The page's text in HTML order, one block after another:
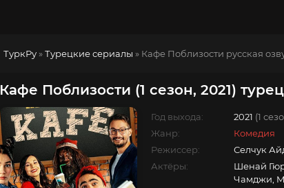
ТуркРу »Турецкие сериалы » Кафе Поблизости русская
Кафе Поблизости (1 сезон, 2021)
Год выхода: 2021 (1
Жанр:
Комедия
Режиссер:
Селчук
Актёры:
Шенай
Чамджи,